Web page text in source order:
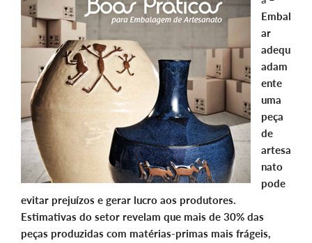
Embal
ar
adequ
adam
ente
uma
peça
de
artesa
nato
pode
evitar prejuízos e gerar lucro aos produtores.
Estimativas do setor revelam que mais de 30% das
peças produzidas com matérias-primas mais frágeis,